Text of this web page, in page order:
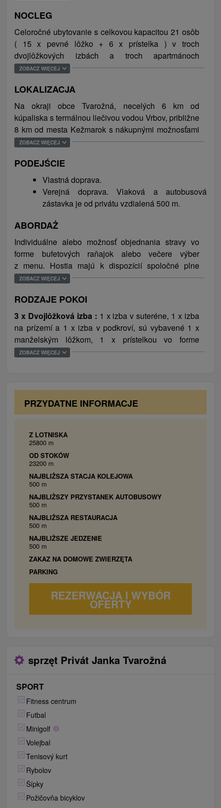
posedením, televízorom a kúpeľnou. Počas pobytu
majú hostia k dispozícií spoločné plne zariadené
kuchyne s jedálenským sedením a televízorom.
Súčasťou je aj koliba zariadená ľudovou
architektúrou Spiša s možnosťou posedenia.
Upravený rozľahlý exteriér ponúka relax pri jazierku
s možnosťou grilovania a opekania alebo posedenie
aktívnejších je k dispozícií multifunkčné ihrisko s
umelým trávnikom. Deti sa zabavia pri loptových
hrách a na veľkom detskom ihrisku s hojdačkou,
šmýkačkou a preliezkami. V rámci doplnkových
služieb je možné doobjednať stravovanie počas
možné pripraviť na večeru. Samozrejmosťou je
pripojenia na bezdrôtový internet a parkovanie.
Ideálnym miestom na strávenie dovolenky pre rodiny
s deťmi, skupiny a milovníkov ticha.
Obec Tvarožná a jej okolie ponúka množstvo aktivít a
atrakcií na strávenie aktívnej či pasívnej dovolenky.
Blízke mesto Kežmarok ponúka prehliadku hradu,
historickej radnice a mesta. S celoročnou
prevádzkou sa neďaleko nachádza termálne
kúpalisko Vrbov, pre náročnejších je možné navštíviť
Slovenský raj ponúka turistické vychádzky a ďalšie
atrakcie. Ďaleko nie je ani do pieninského
národného parku, kde odporúčame splav na
drevených pltiach. Deti sa potešia návšteve
mesiacov je najbližšie lyžiarske stredisko v
Bachledovej doline alebo v Tatranskej Lomnici.
NOCLEG
Celoročné ubytovanie s celkovou kapacitou 21 osôb
( 15 x pevné lôžko + 6 x prístelka ) v troch
dvojlôžkových izbách a troch apartmánoch
vybavených SAT TV, kúpeľňou so sprchovacím
ZOBACZ WIĘCEJ
LOKALIZACJA
Na okraji obce Tvarožná, necelých 6 km od
kúpaliska s termálnou liečivou vodou Vrbov, približne
8 km od mesta Kežmarok s nákupnými možnosťami
a historickými pamiatkami a cca 26 km od
ZOBACZ WIĘCEJ
PODEJŚCIE
Vlastná doprava.
Verejná doprava. Vlaková a autobusová
zástavka je od privátu vzdialená 500 m.
ABORDAŻ
Individuálne alebo možnosť objednania stravy vo
forme bufetových raňajok alebo večere výber
z menu. Hostia majú k dispozícií spoločné plne
zariadené kuchyne s keramickou varnou doskou,
mrazničkou, mikrovlnnou rúrou a jedálenským
sedením.
ZOBACZ WIĘCEJ
RODZAJE POKOI
3 x Dvojlôžková izba : 1 x izba v suteréne, 1 x izba
na prízemí a 1 x izba v podkroví, sú vybavené 1 x
manželským lôžkom, 1 x prístelkou vo forme
rozkladacej postele, kúpeľnou, SAT TV, WiFi a izba v
alebo 2 x samostatným lôžkom alebo 2 x
manželským lôžkom a 1 x prístelkou vo forme
TV, kúpeľňou, WiFi.
ZOBACZ WIĘCEJ
PRZYDATNE INFORMACJE
Z LOTNISKA
25800 m
OD STOKÓW
23200 m
NAJBLIŻSZA STACJA KOLEJOWA
500 m
NAJBLIŻSZY PRZYSTANEK AUTOBUSOWY
500 m
NAJBLIŻSZA RESTAURACJA
500 m
NAJBLIŻSZE JEDZENIE
500 m
ZAKAZ NA DOMOWE ZWIERZĘTA
PARKING
REZERWACJA I WYBÓR
OFERTY
sprzęt Privát Janka Tvarožná
SPORT
Fitness centrum
Futbal
Minigolf
Volejbal
Tenisový kurt
Rybolov
Šípky
Požičovňa bicyklov